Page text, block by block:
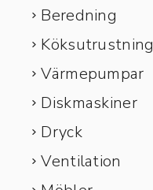
Beredning
Köksutrustning
Värmepumpar
Diskmaskiner
Dryck
Ventilation